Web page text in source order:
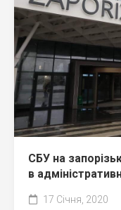
СБУ на
в
17 Січня, 2020